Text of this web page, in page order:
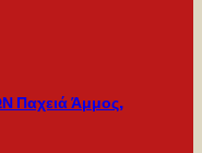
Παχειά Άμμος,